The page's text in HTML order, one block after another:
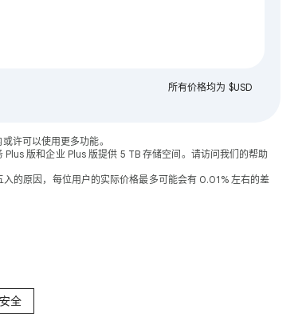
所有价格均为 $USD
许可以使用更多功能。
版和企业 Plus 版提供 5 TB 存储空间。请访问我们的帮助
的原因，每位用户的实际价格最多可能会有 0.01% 左右的差
全